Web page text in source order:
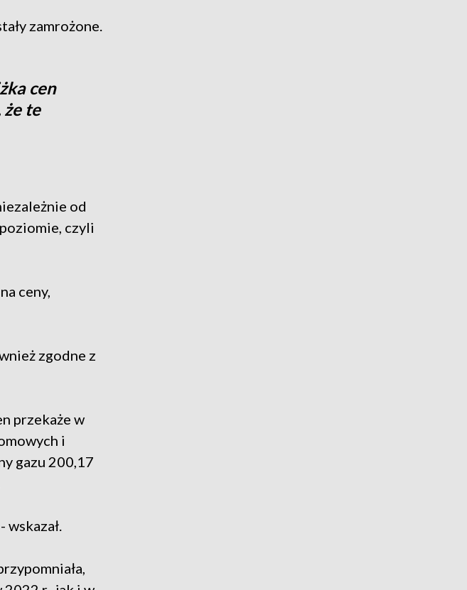
zamrożone.
cen
te
od
czyli
ceny,
zgodne z
przekaże w
i
gazu 200,17
wskazał.